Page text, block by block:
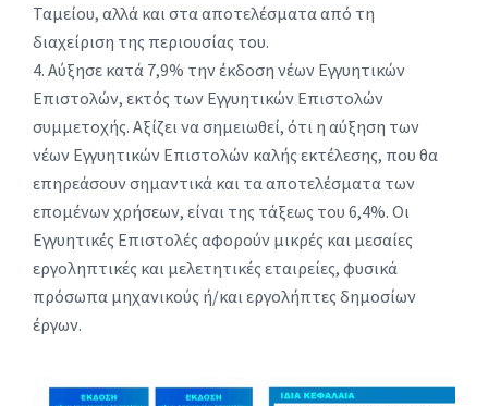
Ταμείου, αλλά και στα αποτελέσματα από τη
διαχείριση της περιουσίας του.
4. Αύξησε κατά 7,9% την έκδοση νέων Εγγυητικών
Επιστολών, εκτός των Εγγυητικών Επιστολών
συμμετοχής. Αξίζει να σημειωθεί, ότι η αύξηση των
νέων Εγγυητικών Eπιστολών καλής εκτέλεσης, που θα
επηρεάσουν σημαντικά και τα αποτελέσματα των
επομένων χρήσεων, είναι της τάξεως του 6,4%. Οι
Εγγυητικές Επιστολές αφορούν μικρές και μεσαίες
εργοληπτικές και μελετητικές εταιρείες, φυσικά
πρόσωπα μηχανικούς ή/και εργολήπτες δημοσίων
έργων.